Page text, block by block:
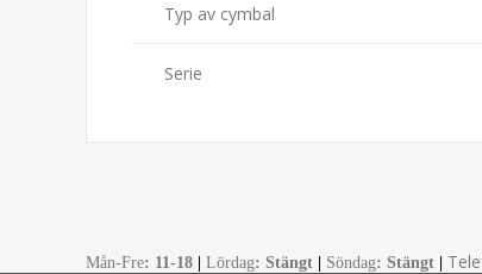
Typ av cymbal
Serie
Mån-Fre: 11-18 Lördag: Stängt Söndag: Stängt